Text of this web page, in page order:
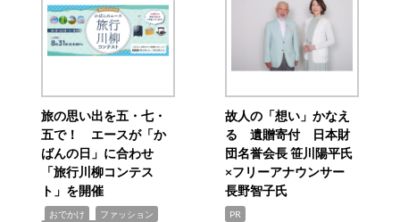
旅の思い出を五・七・
五で！ エースが「か
ばんの日」に合わせ
「旅行川柳コンテス
ト」を開催
おでかけ ファッション
故人の「想い」かなえ
る 遺贈寄付 日本財
団名誉会長 笹川陽平氏
×フリーアナウンサー
長野智子氏
PR